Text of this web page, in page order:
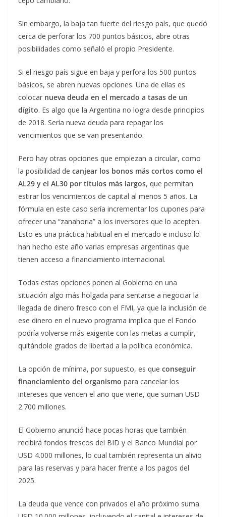
Sin embargo, la baja tan fuerte del riesgo país, que quedó
cerca de perforar los 700 puntos básicos, abre otras
posibilidades como señaló el propio Presidente.
Si el riesgo país sigue en baja y perfora los 500 puntos
básicos, se abren nuevas opciones. Una de ellas es
colocar nueva deuda en el mercado a tasas de un
dígito. Es algo que la Argentina no logra desde principios
de 2018. Sería nueva deuda para repagar los
vencimientos que se van presentando.
Pero hay otras opciones que empiezan a circular, como
la posibilidad de canjear los bonos más cortos como el
AL29 y el AL30 por títulos más largos, que permitan
estirar los vencimientos de capital al menos 5 años. La
fórmula en este caso sería incrementar los cupones para
ofrecer una “zanahoria” a los inversores que lo acepten.
Esto es una práctica habitual en el mercado e incluso lo
han hecho este año varias empresas argentinas que
tienen acceso a financiamiento internacional.
Todas estas opciones ponen al Gobierno en una
situación algo más holgada para sentarse a negociar la
llegada de dinero fresco con el FMI, ya que la inclusión de
ese dinero en el nuevo programa implica que el Fondo
podría volverse más exigente con las metas a cumplir,
quitándole grados de libertad a la política económica.
La opción de mínima, por supuesto, es que conseguir
financiamiento del organismo para cancelar los
intereses que vencen el año que viene, que suman USD
2.700 millones.
El Gobierno anunció hace pocas horas que también
recibirá fondos frescos del BID y el Banco Mundial por
USD 4.000 millones, lo cual también representa un alivio
para las reservas y para hacer frente a los pagos del
2025.
La deuda que vence con privados el año próximo suma